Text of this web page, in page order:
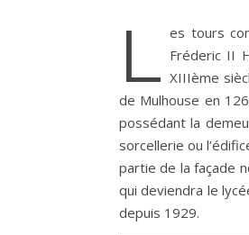
L es tours
Fréderic II
XIIIème
de Mulhouse en
possédant la
sorcellerie ou
partie de la façade
qui deviendra le
depuis 1929.